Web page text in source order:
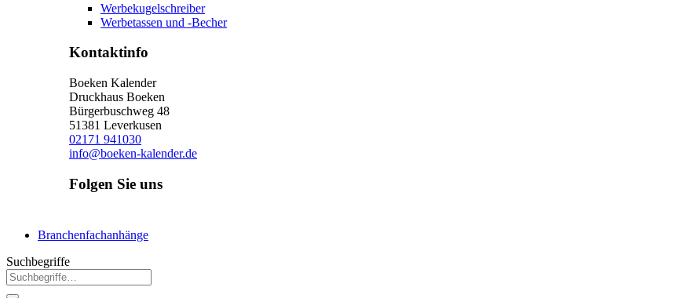
Werbekugelschreiber
Werbetassen und -Becher
Kontaktinfo
Boeken Kalender
Druckhaus Boeken
Bürgerbuschweg 48
51381 Leverkusen
02171 941030
info@boeken-kalender.de
Folgen Sie uns
Branchenfachanhänge
Suchbegriffe